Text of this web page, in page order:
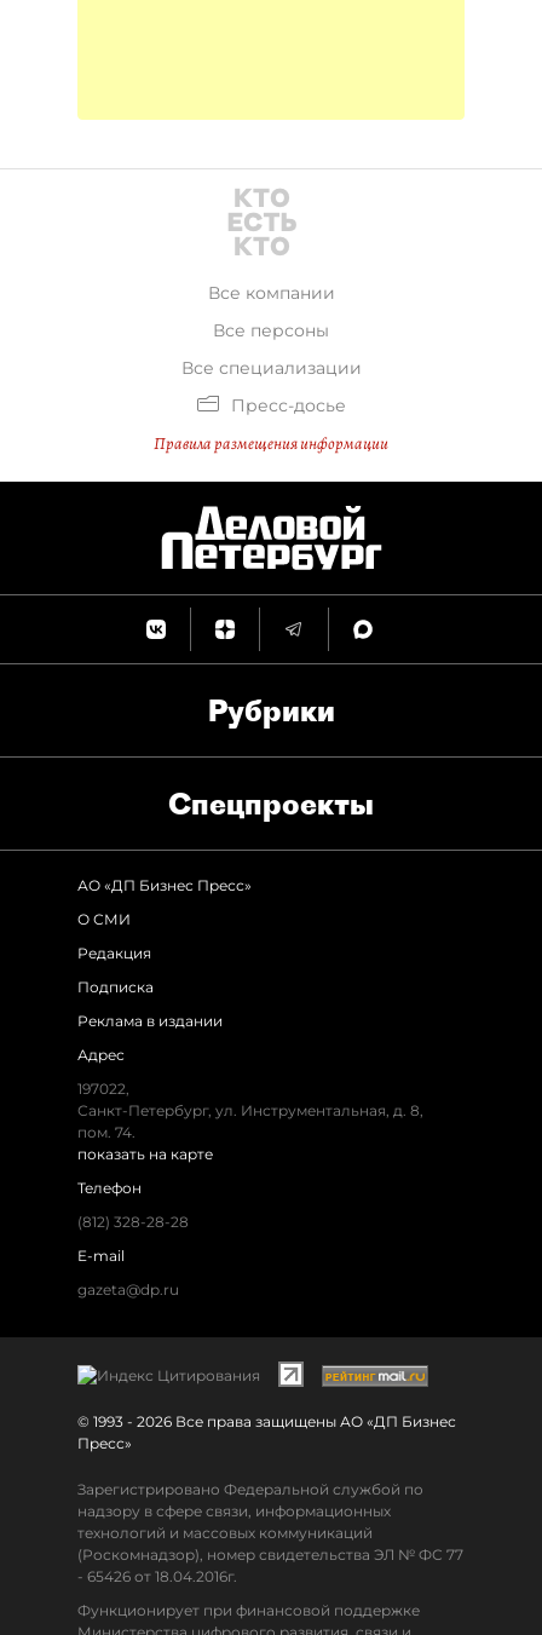
Все компании
Все персоны
Все специализации
Пресс-досье
Правила размещения информации
Рубрики
Спец­проекты
АО «ДП Бизнес Пресс»
О СМИ
Редакция
Подписка
Реклама в издании
Адрес
197022,
Санкт-Петербург, ул. Инструментальная, д. 8,
пом. 74.
показать на карте
Телефон
(812) 328-28-28
E-mail
gazeta@dp.ru
© 1993 - 2026 Все права защищены АО «ДП Бизнес
Пресс»
Зарегистрировано Федеральной службой по
надзору в сфере связи, информационных
технологий и массовых коммуникаций
(Роскомнадзор), номер свидетельства ЭЛ № ФС 77
- 65426 от 18.04.2016г.
Функционирует при финансовой поддержке